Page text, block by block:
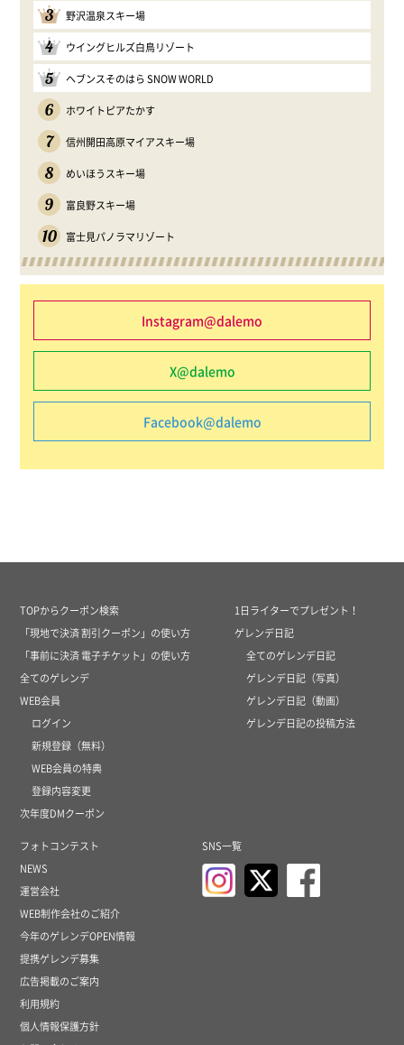
3 野沢温泉スキー場
4 ウイングヒルズ白鳥リゾート
5 ヘブンスそのはら SNOW WORLD
6 ホワイトピアたかす
7 信州開田高原マイアスキー場
8 めいほうスキー場
9 富良野スキー場
10 富士見パノラマリゾート
Instagram@dalemo
X@dalemo
Facebook@dalemo
TOPからクーポン検索
「現地で決済 割引クーポン」の使い方
「事前に決済 電子チケット」の使い方
全てのゲレンデ
WEB会員
ログイン
新規登録（無料）
WEB会員の特典
登録内容変更
次年度DMクーポン
1日ライターでプレゼント！
ゲレンデ日記
全てのゲレンデ日記
ゲレンデ日記（写真）
ゲレンデ日記（動画）
ゲレンデ日記の投稿方法
フォトコンテスト
NEWS
運営会社
WEB制作会社のご紹介
今年のゲレンデOPEN情報
提携ゲレンデ募集
広告掲載のご案内
利用規約
個人情報保護方針
SNS一覧